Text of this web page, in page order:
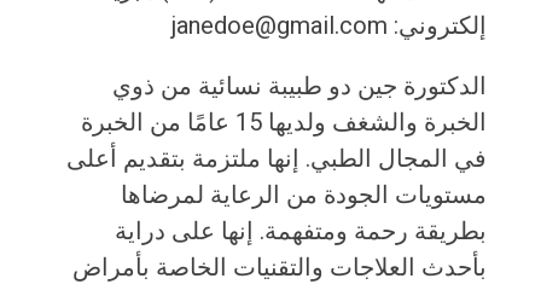
إلكتروني: janedoe@gmail.com
الدكتورة جين دو طبيبة نسائية من ذوي
الخبرة والشغف ولديها 15 عامًا من الخبرة
في المجال الطبي. إنها ملتزمة بتقديم أعلى
مستويات الجودة من الرعاية لمرضاها
بطريقة رحمة ومتفهمة. إنها على دراية
بأحدث العلاجات والتقنيات الخاصة بأمراض